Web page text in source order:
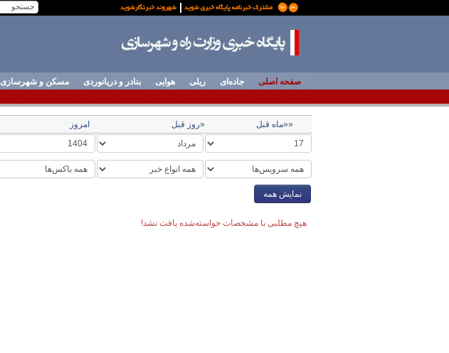
صفحه اصلی جاده‌ای ریلی هوایی بنادر و دریانوردی مسکن و شهرسازی
««ماه قبل «روز قبل امروز
نمایش همه
هیچ مطلبی با مشخصات خواسته‌شده یافت نشد!